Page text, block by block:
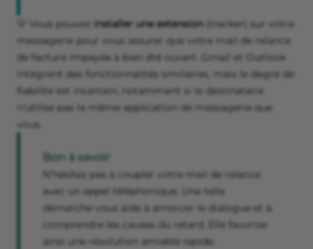
💡 Vous pouvez installer une extension (tracker) sur votre
messagerie pour vous assurer que votre mail de relance
de facture impayée a bien été ouvert. Gmail et Outlook
intègrent des fonctionnalités similaires, mais le degré de
fiabilité est incertain, notamment si le destinataire
n’utilise pas la même application de messagerie que
vous.
Bon à savoir
N’hésitez pas à coupler votre mail de relance
avec un appel téléphonique. Une telle
démarche vous aide à amorcer le dialogue et à
comprendre les causes du retard. Elle favorise
ainsi une résolution amiable rapide.